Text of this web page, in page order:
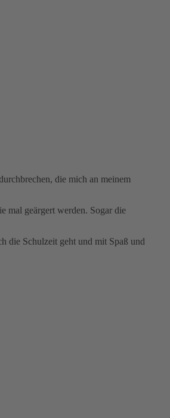
die mich an meinem
mal geärgert werden. Sogar die
die Schulzeit geht und mit Spaß und